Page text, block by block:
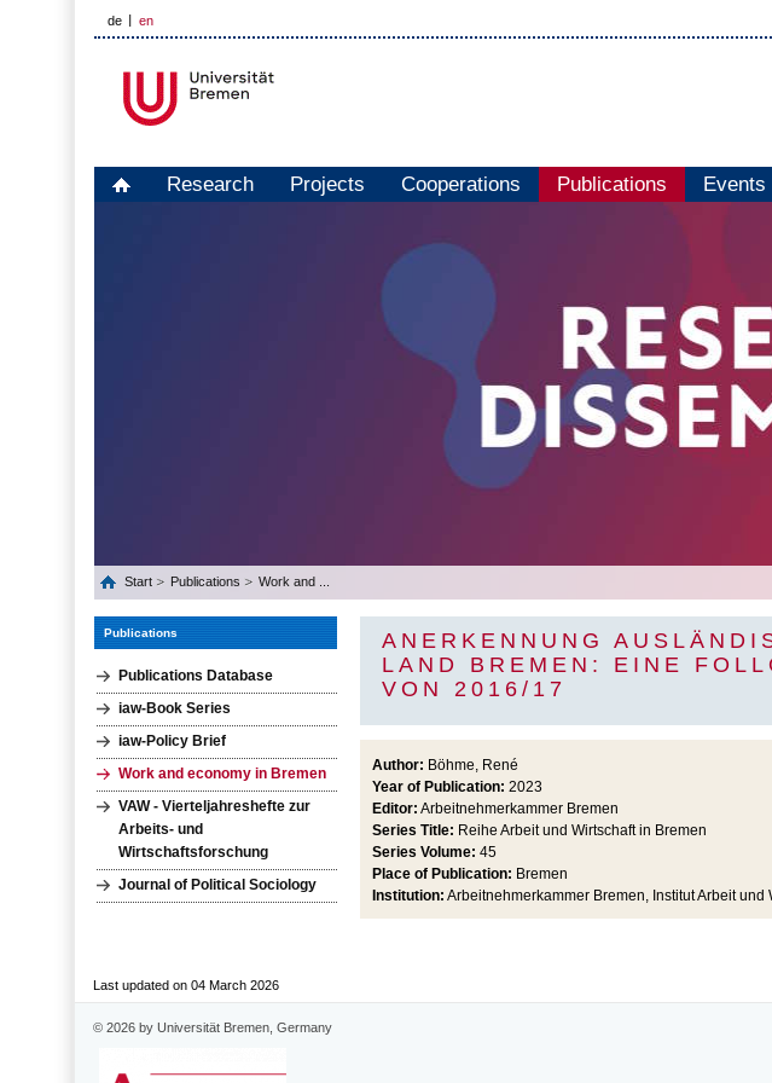
de en
Research Projects Cooperations Publications Events
Start Publications Work and ...
Publications
Publications Database
iaw-Book Series
iaw-Policy Brief
Work and economy in Bremen
VAW - Vierteljahreshefte zur
Arbeits- und
Wirtschaftsforschung
Journal of Political Sociology
ANERKENNUNG
LAND BREMEN: EINE
VON 2016/17
Author: Böhme, René
Year of Publication: 2023
Editor: Arbeitnehmerkammer Bremen
Series Title: Reihe Arbeit und Wirtschaft in Bremen
Series Volume: 45
Place of Publication: Bremen
Institution: Arbeitnehmerkammer Bremen, Institut Arbeit und
Last updated on 04 March 2026
© 2026 by Universität Bremen, Germany